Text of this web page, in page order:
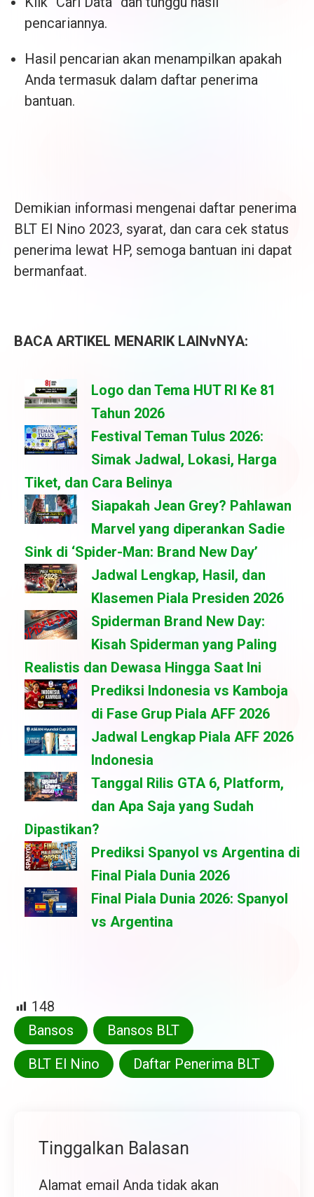
pencariannya.
Hasil pencarian akan menampilkan apakah
Anda termasuk dalam daftar penerima
bantuan.
Demikian informasi mengenai daftar penerima
BLT El Nino 2023, syarat, dan cara cek status
penerima lewat HP, semoga bantuan ini dapat
bermanfaat.
BACA ARTIKEL MENARIK LAINvNYA:
Logo dan Tema HUT RI Ke 81
Tahun 2026
Festival Teman Tulus 2026:
Simak Jadwal, Lokasi, Harga
Tiket, dan Cara Belinya
Siapakah Jean Grey? Pahlawan
Marvel yang diperankan Sadie
Sink di ‘Spider-Man: Brand New Day’
Jadwal Lengkap, Hasil, dan
Klasemen Piala Presiden 2026
Spiderman Brand New Day:
Kisah Spiderman yang Paling
Realistis dan Dewasa Hingga Saat Ini
Prediksi Indonesia vs Kamboja
di Fase Grup Piala AFF 2026
Jadwal Lengkap Piala AFF 2026
Indonesia
Tanggal Rilis GTA 6, Platform,
dan Apa Saja yang Sudah
Dipastikan?
Prediksi Spanyol vs Argentina di
Final Piala Dunia 2026
Final Piala Dunia 2026: Spanyol
vs Argentina
148
Bansos
Bansos BLT
BLT El Nino
Daftar Penerima BLT
Tinggalkan Balasan
Alamat email Anda tidak akan